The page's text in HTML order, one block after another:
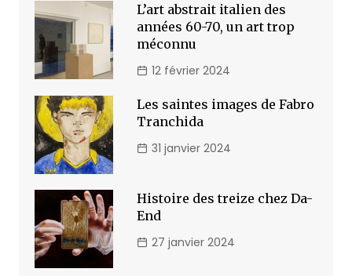
L’art abstrait italien des
années 60-70, un art trop
méconnu
12 février 2024
Les saintes images de Fabro
Tranchida
31 janvier 2024
Histoire des treize chez Da-
End
27 janvier 2024